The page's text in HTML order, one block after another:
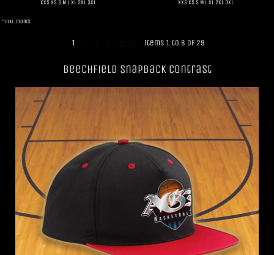
XXS XS S M L XL 2XL 3XL XXS XS S M L XL 2XL 3XL
* inkl. moms
1 Items 1 to 8 of 29
Beechfield SnapBack Contrast